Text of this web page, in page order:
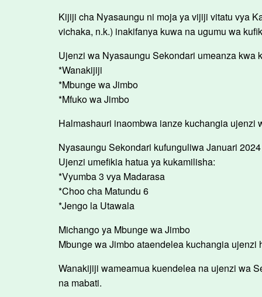
Kijiji cha Nyasaungu ni moja ya vijiji vitatu vya
vichaka, n.k.) inakifanya kuwa na ugumu wa
Ujenzi wa Nyasaungu Sekondari umeanza kwa
*Wanakijiji
*Mbunge wa Jimbo
*Mfuko wa Jimbo
Halmashauri inaombwa ianze kuchangia
Nyasaungu Sekondari kufunguliwa Januari 2024
Ujenzi umefikia hatua ya kukamilisha:
*Vyumba 3 vya Madarasa
*Choo cha Matundu 6
*Jengo la Utawala
Michango ya Mbunge wa Jimbo
Mbunge wa Jimbo ataendelea kuchangia
Wanakijiji wameamua kuendelea na ujenzi wa
na mabati.